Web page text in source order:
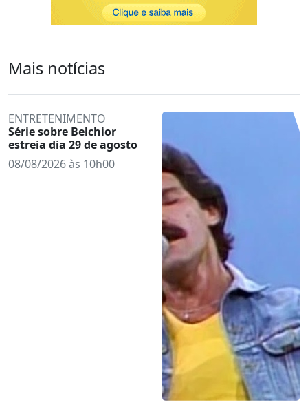
Mais notícias
ENTRETENIMENTO
Série sobre Belchior
estreia dia 29 de agosto
08/08/2026 às 10h00